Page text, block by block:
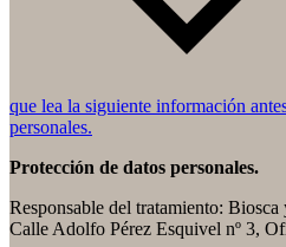
que lea la siguiente información
personales.
Protección de datos personales.
Responsable del tratamiento:
Calle Adolfo Pérez Esquivel nº 3,